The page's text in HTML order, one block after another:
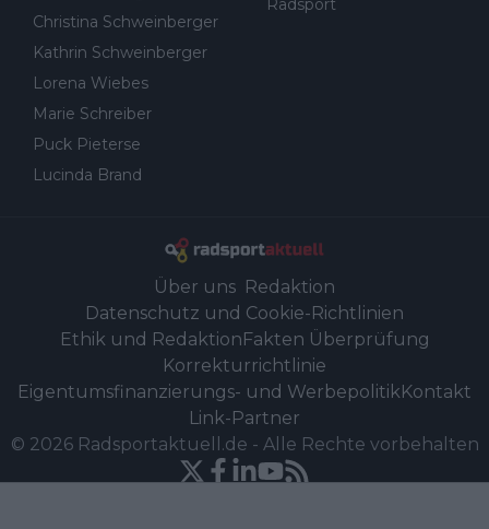
Christina Schweinberger
Kathrin Schweinberger
Lorena Wiebes
Marie Schreiber
Puck Pieterse
Lucinda Brand
Radsport
Über uns Redaktion
Datenschutz und Cookie-Richtlinien
Ethik und RedaktionFakten Überprüfung
Korrekturrichtlinie
Eigentumsfinanzierungs- und WerbepolitikKontakt
Link-Partner
© 2026 Radsportaktuell.de - Alle Rechte vorbehalten